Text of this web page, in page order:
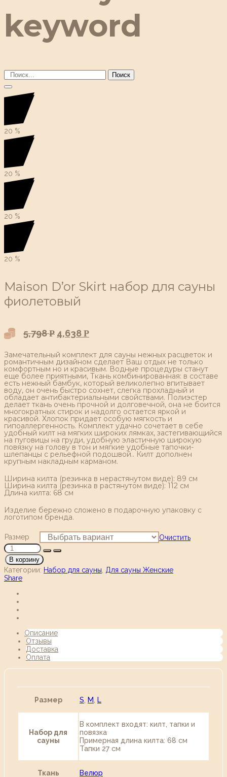
keyword
Поиск
20 %
20 %
20 %
20 %
Maison D’or Skirt набор для сауны
фиолетовый
5,798Р 4,638 Р
Замечательный комплект для сауны нежных расцветок и
романтичным дизайном сделает Ваш отдых не только
комфортным но и красивым. Водные процедуры станут
еще более приятными, Ткань комбинированная: в составе
есть нежный бамбук, который великолепно впитывает
воду, он очень быстро сохнет, слегка прохладный и
обладает антибактериальными свойствами. Полиэстер
делает ткань очень прочной и долговечной, она не боится
многократных стирок и надолго остается яркой и
красивой. Хлопок придает особую мягкость и
гипоаллергенность. Комплект удачно сочетает в себе
удобный килт на мягких широких лямках, застегивающийся
на пуговицы на груди, удобную эластичную широкую
повязку на голову в тон и мягкие удобные тапочки-
шлепанцы с рельефной подошвой.. Килт дополнен
крупным накладным карманом.
Ширина килта (резинка в нерастянутом виде): 89 см
Ширина килта (резинка в растянутом виде): 112 см
Длина килта: 68 см
Изделие бережно сложено в подарочную упаковку с
логотипом бренда.
Размер Очистить
В корзину
Категории: Набор для сауны
Для сауны Женские
Share
Описание
Отзывы
Доставка
Оплата
Размер S M L
Набор для
сауны
В комплект входят: килт, тапки и
повязка
Примерная длина килта: 68 см
Тапки 27 см
Ткань Велюр